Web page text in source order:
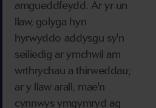
amgueddfeydd. Ar yr un
llaw, golyga hyn
hyrwyddo addysgu sy'n
seiliedig ar ymchwil am
wrthrychau a thirweddau;
ar y llaw arall, mae'n
cynnwys ymgymryd ag